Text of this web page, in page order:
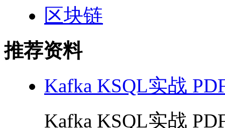
区块链
推荐资料
Kafka KSQL实战
Kafka KSQL实战